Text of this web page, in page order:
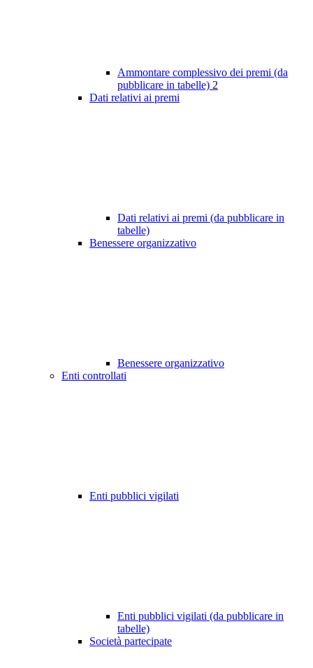
Ammontare complessivo dei premi (da
pubblicare in tabelle) 2
Dati relativi ai premi
Dati relativi ai premi (da pubblicare in
tabelle)
Benessere organizzativo
Benessere organizzativo
Enti controllati
Enti pubblici vigilati
Enti pubblici vigilati (da pubblicare in
tabelle)
Società partecipate